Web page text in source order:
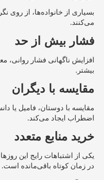
بسیاری از خانواده‌ها، از روی
می‌کنند.
فشار بیش از حد
افزایش ناگهانی فشار روانی،
بیشتر.
مقایسه با دیگران
مقایسه با دوستان، فامیل یا
اضطراب ایجاد می‌کند.
خرید منابع متعدد
یکی از اشتباهات رایج این
در زمان کوتاه باقی‌مانده است.